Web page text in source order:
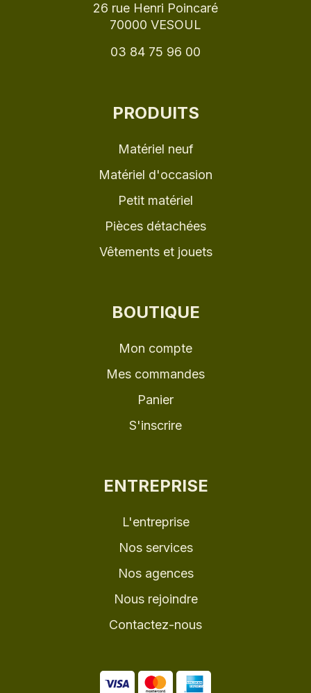
26 rue Henri Poincaré
70000 VESOUL
03 84 75 96 00
PRODUITS
Matériel neuf
Matériel d'occasion
Petit matériel
Pièces détachées
Vêtements et jouets
BOUTIQUE
Mon compte
Mes commandes
Panier
S'inscrire
ENTREPRISE
L'entreprise
Nos services
Nos agences
Nous rejoindre
Contactez-nous